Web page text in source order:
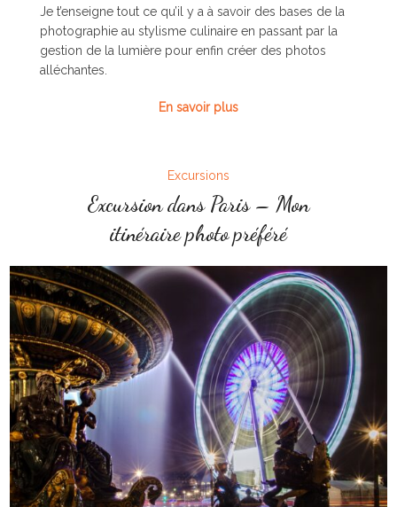
Je t’enseigne tout ce qu’il y a à savoir des bases de la
photographie au stylisme culinaire en passant par la
gestion de la lumière pour enfin créer des photos
alléchantes.
En savoir plus
Excursions
Excursion dans Paris – Mon
itinéraire photo préféré